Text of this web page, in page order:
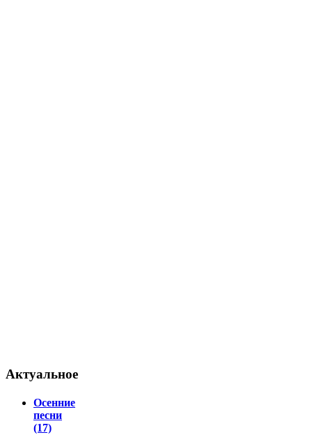
Актуальное
Осенние
песни
(17)